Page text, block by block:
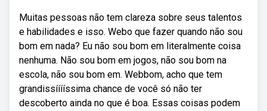
Muitas pessoas não tem clareza sobre seus talentos
e habilidades e isso. Webo que fazer quando não sou
bom em nada? Eu não sou bom em literalmente coisa
nenhuma. Não sou bom em jogos, não sou bom na
escola, não sou bom em. Webbom, acho que tem
grandissííííssima chance de você só não ter
descoberto ainda no que é boa. Essas coisas podem